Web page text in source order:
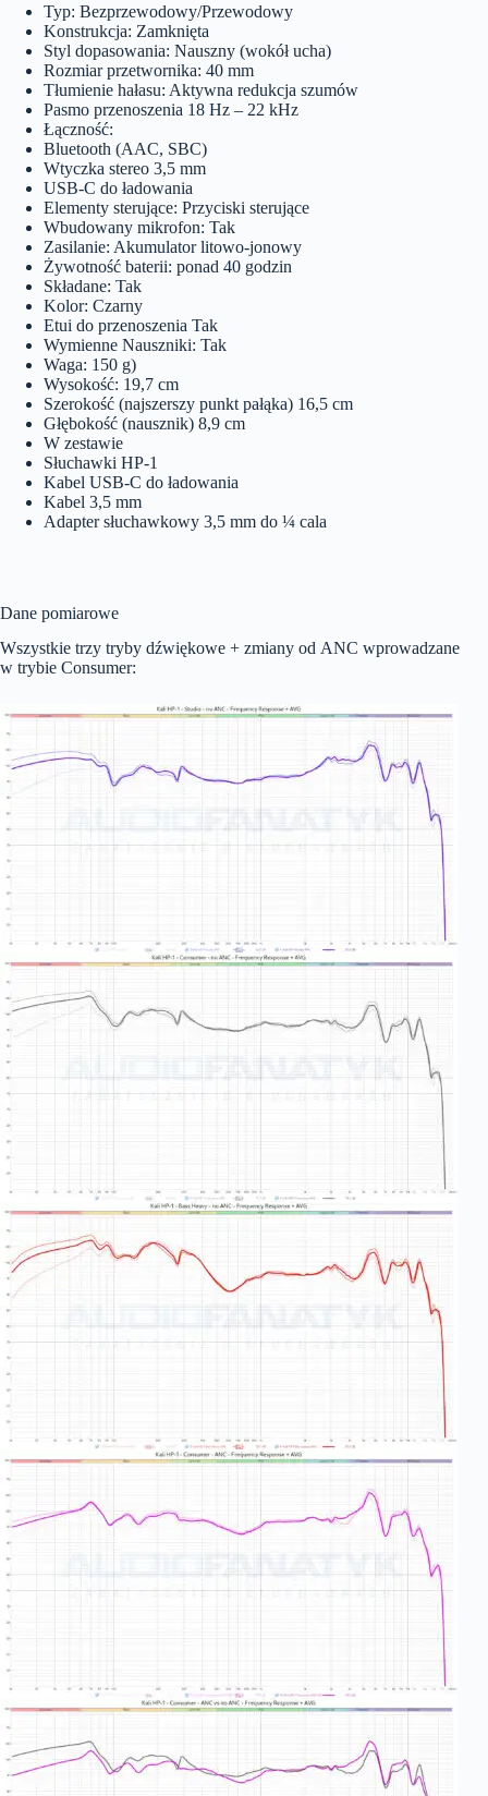
Typ: Bezprzewodowy/Przewodowy
Konstrukcja: Zamknięta
Styl dopasowania: Nauszny (wokół ucha)
Rozmiar przetwornika: 40 mm
Tłumienie hałasu: Aktywna redukcja szumów
Pasmo przenoszenia 18 Hz – 22 kHz
Łączność:
Bluetooth (AAC, SBC)
Wtyczka stereo 3,5 mm
USB-C do ładowania
Elementy sterujące: Przyciski sterujące
Wbudowany mikrofon: Tak
Zasilanie: Akumulator litowo-jonowy
Żywotność baterii: ponad 40 godzin
Składane: Tak
Kolor: Czarny
Etui do przenoszenia Tak
Wymienne Nauszniki: Tak
Waga: 150 g)
Wysokość: 19,7 cm
Szerokość (najszerszy punkt pałąka) 16,5 cm
Głębokość (nausznik) 8,9 cm
W zestawie
Słuchawki HP-1
Kabel USB-C do ładowania
Kabel 3,5 mm
Adapter słuchawkowy 3,5 mm do ¼ cala
Dane pomiarowe
Wszystkie trzy tryby dźwiękowe + zmiany od ANC wprowadzane
w trybie Consumer: